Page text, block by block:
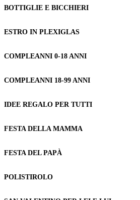
BOTTIGLIE E BICCHIERI
ESTRO IN PLEXIGLAS
COMPLEANNI 0-18 ANNI
COMPLEANNI 18-99 ANNI
IDEE REGALO PER TUTTI
FESTA DELLA MAMMA
FESTA DEL PAPÀ
POLISTIROLO